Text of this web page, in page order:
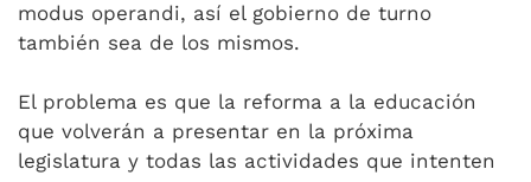
modus operandi, así el gobierno de turno
también sea de los mismos.
El problema es que la reforma a la educación
que volverán a presentar en la próxima
legislatura y todas las actividades que intenten